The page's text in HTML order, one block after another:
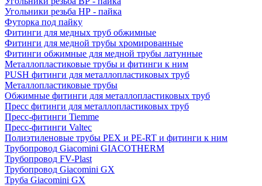
Угольники резьба НР - пайка
Футорка под пайку
Фитинги для медных труб обжимные
Фитинги для медной трубы хромированные
Фитинги обжимные для медной трубы латунные
Металлопластиковые трубы и фитинги к ним
PUSH фитинги для металлопластиковых труб
Металлопластиковые трубы
Обжимные фитинги для металлопластиковых труб
Пресс фитинги для металлопластиковых труб
Пресс-фитинги Tiemme
Пресс-фитинги Valtec
Полиэтиленовые трубы PEX и PE-RT и фитинги к ним
Трубопровод Giacomini GIACOTHERM
Трубопровод FV-Plast
Трубопровод Giacomini GX
Труба Giacomini GX